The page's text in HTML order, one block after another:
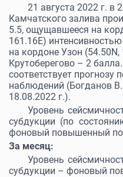
21 августа 2022 г. в
Камчатского залива
5.5, ощущавшееся на
161.16Е)
на кордоне Узон
Крутоберегово – 2
соответствует
наблюдений (Богданов
18.08.2022 г.).
Уровень
субдукции (по
фоновый повышенный
За месяц:
Уровень
субдукции – фоновый